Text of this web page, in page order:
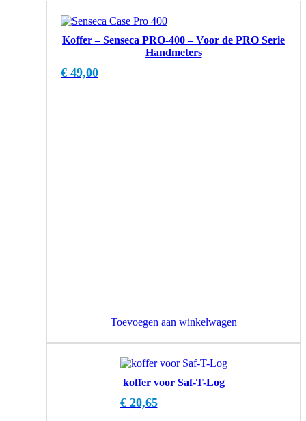
Koffer – Senseca PRO-400 – Voor de PRO Serie
Handmeters
€ 49,00
Toevoegen aan winkelwagen
koffer voor Saf-T-Log
€20,65